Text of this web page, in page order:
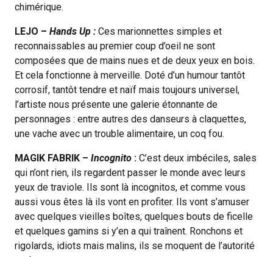
chimérique.
LEJO – Hands Up : Ces marionnettes simples et
reconnaissables au premier coup d’oeil ne sont
composées que de mains nues et de deux yeux en bois.
Et cela fonctionne à merveille. Doté d’un humour tantôt
corrosif, tantôt tendre et naïf mais toujours universel,
l’artiste nous présente une galerie étonnante de
personnages : entre autres des danseurs à claquettes,
une vache avec un trouble alimentaire, un coq fou.
MAGIK FABRIK – Incognito : C’est deux imbéciles, sales
qui n’ont rien, ils regardent passer le monde avec leurs
yeux de traviole. Ils sont là incognitos, et comme vous
aussi vous êtes là ils vont en profiter. Ils vont s’amuser
avec quelques vieilles boîtes, quelques bouts de ficelle
et quelques gamins si y’en a qui traînent. Ronchons et
rigolards, idiots mais malins, ils se moquent de l’autorité